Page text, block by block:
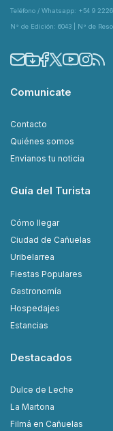
Teléfono / Whatsapp: +54 9
N° de Edición: 6043 | N° de
Comunicate
Contacto
Quiénes somos
Envianos tu noticia
Guía del Turista
Cómo llegar
Ciudad de Cañuelas
Uribelarrea
Fiestas Populares
Gastronomía
Hospedajes
Estancias
Destacados
Dulce de Leche
La Martona
Filmá en Cañuelas